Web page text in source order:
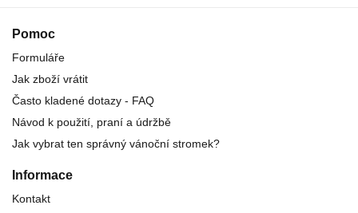
Pomoc
Formuláře
Jak zboží vrátit
Často kladené dotazy - FAQ
Návod k použití, praní a údržbě
Jak vybrat ten správný vánoční stromek?
Informace
Kontakt